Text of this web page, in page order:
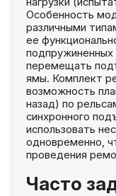
Особенность
различными
ее
подпружиненных
перемещать
ямы. Комплект
возможность
назад) по
синхронного
использовать
одновременно,
проведения
Часто